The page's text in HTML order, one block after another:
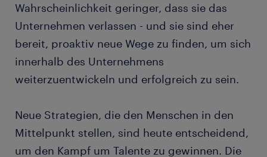
Mit welcher Art von ROI können wir beim Career
Coaching rechnen?
Erfahren Sie mehr über Career Coaching
Wahrscheinlichkeit geringer, dass sie das
Unternehmen verlassen - und sie sind eher
bereit, proaktiv neue Wege zu finden, um sich
innerhalb des Unternehmens
weiterzuentwickeln und erfolgreich zu sein.
Neue Strategien, die den Menschen in den
Mittelpunkt stellen, sind heute entscheidend,
um den Kampf um Talente zu gewinnen. Die